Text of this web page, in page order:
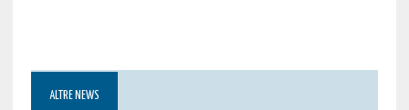
ALTRE NEWS